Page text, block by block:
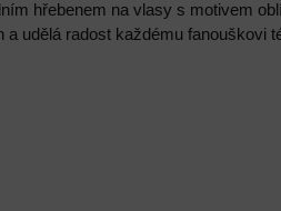
hřebenem na vlasy s motivem
udělá radost každému fanouškovi